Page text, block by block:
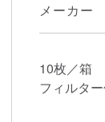
メーカー
10枚／箱
フィルタ